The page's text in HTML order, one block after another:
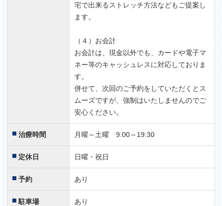
宅で出来るストレッチ方法などもご提案し
ます。
（４）お会計
お会計は、現金以外でも、カードや電子マ
ネー等のキャッシュレスに対応しておりま
す。
併せて、次回のご予約をしていただくとス
ムーズですが、強制はいたしませんのでご
安心ください。
治療時間 月曜～土曜 9:00～19:30
定休日 日曜・祝日
予約 あり
駐車場 あり